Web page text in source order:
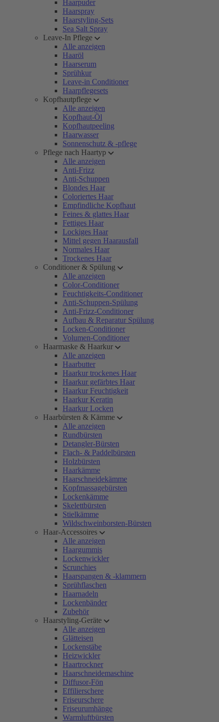
Haarpuder
Haarspray
Haarstyling-Sets
Sea Salt Spray
Leave-In Pflege
Alle anzeigen
Haaröl
Haarserum
Sprühkur
Leave-in Conditioner
Haarpflegesets
Kopfhautpflege
Alle anzeigen
Kopfhaut-Öl
Kopfhautpeeling
Haarwasser
Sonnenschutz & -pflege
Pflege nach Haartyp
Alle anzeigen
Anti-Frizz
Anti-Schuppen
Blondes Haar
Coloriertes Haar
Empfindliche Kopfhaut
Feines & glattes Haar
Fettiges Haar
Lockiges Haar
Mittel gegen Haarausfall
Normales Haar
Trockenes Haar
Conditioner & Spülung
Alle anzeigen
Color-Conditioner
Feuchtigkeits-Conditioner
Anti-Schuppen-Spülung
Anti-Frizz-Conditioner
Aufbau & Reparatur Spülung
Locken-Conditioner
Volumen-Conditioner
Haarmaske & Haarkur
Alle anzeigen
Haarbutter
Haarkur trockenes Haar
Haarkur gefärbtes Haar
Haarkur Feuchtigkeit
Haarkur Keratin
Haarkur Locken
Haarbürsten & Kämme
Alle anzeigen
Rundbürsten
Detangler-Bürsten
Flach- & Paddelbürsten
Holzbürsten
Haarkämme
Haarschneidekämme
Kopfmassagebürsten
Lockenkämme
Skelettbürsten
Stielkämme
Wildschweinborsten-Bürsten
Haar-Accessoires
Alle anzeigen
Haargummis
Lockenwickler
Scrunchies
Haarspangen & -klammern
Sprühflaschen
Haarnadeln
Lockenbänder
Zubehör
Haarstyling-Geräte
Alle anzeigen
Glätteisen
Lockenstäbe
Heizwickler
Haartrockner
Haarschneidemaschine
Diffusor-Fön
Effilierschere
Friseurschere
Friseurumhänge
Warmluftbürsten